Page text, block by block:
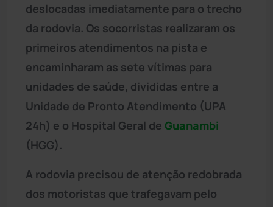
deslocadas imediatamente para o trecho
da rodovia. Os socorristas realizaram os
primeiros atendimentos na pista e
encaminharam as sete vítimas para
unidades de saúde, divididas entre a
Unidade de Pronto Atendimento (UPA
24h) e o Hospital Geral de Guanambi
(HGG).
A rodovia precisou de atenção redobrada
dos motoristas que trafegavam pelo